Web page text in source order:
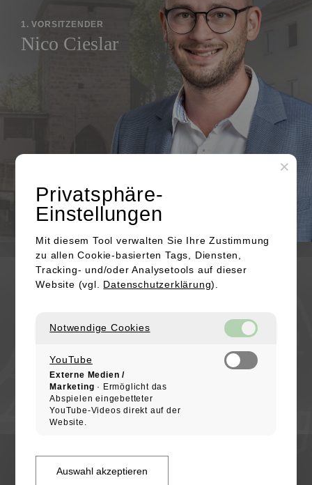
Nico Cieslar
1. VORSITZENDER
KONTAKT
+49 (0) 172 / 4753623
IMPRESSUM
DATENSCHUTZ
COOKIES
Arbeitskreis im Heimatverein Forchheim
×
Privatsphäre-
Einstellungen
Mit diesem Tool verwalten Sie Ihre Zustimmung
zu allen Cookie-basierten Tags, Diensten,
Tracking- und/oder Analysetools auf dieser
Website (vgl. Datenschutzerklärung).
Notwendige Cookies
YouTube
Externe Medien /
Marketing · Ermöglicht das
Abspielen eingebetteter
YouTube-Videos direkt auf der
Website.
Auswahl akzeptieren